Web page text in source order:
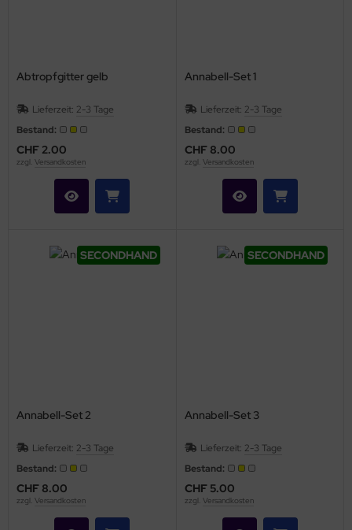
Abtropfgitter gelb
Lieferzeit: 2-3 Tage
Bestand:
CHF 2.00
zzgl. Versandkosten
Annabell-Set 1
Lieferzeit: 2-3 Tage
Bestand:
CHF 8.00
zzgl. Versandkosten
SECONDHAND
Annabell-Set 2
Lieferzeit: 2-3 Tage
Bestand:
CHF 8.00
zzgl. Versandkosten
SECONDHAND
Annabell-Set 3
Lieferzeit: 2-3 Tage
Bestand:
CHF 5.00
zzgl. Versandkosten